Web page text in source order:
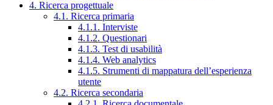
4. Ricerca progettuale
4.1. Ricerca primaria
4.1.1. Interviste
4.1.2. Questionari
4.1.3. Test di usabilità
4.1.4. Web analytics
4.1.5. Strumenti di mappatura dell’esperienza
utente
4.2. Ricerca secondaria